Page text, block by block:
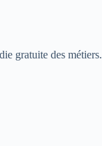
gratuite des métiers.